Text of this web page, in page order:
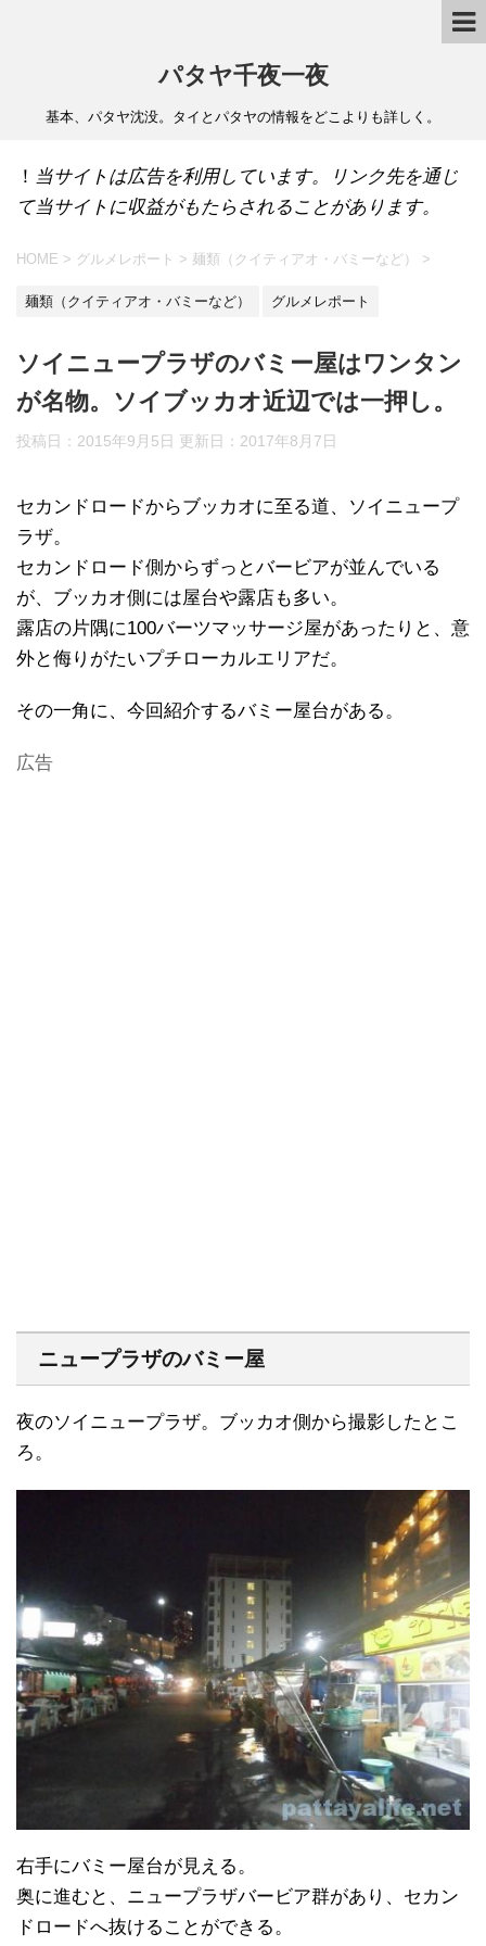
パタヤ千夜一夜
基本、パタヤ沈没。タイとパタヤの情報をどこよりも詳しく。
！ 当サイトは広告を利用しています。リンク先を通じ
て当サイトに収益がもたらされることがあります。
HOME > グルメレポート > 麺類（クイティアオ・バミーなど） >
麺類（クイティアオ・バミーなど） グルメレポート
ソイニュープラザのバミー屋はワンタン
が名物。ソイブッカオ近辺では一押し。
投稿日：2015年9月5日 更新日： 2017年8月7日
セカンドロードからブッカオに至る道、ソイニュープ
ラザ。
セカンドロード側からずっとバービアが並んでいる
が、ブッカオ側には屋台や露店も多い。
露店の片隅に100バーツマッサージ屋があったりと、意
外と侮りがたいプチローカルエリアだ。
その一角に、今回紹介するバミー屋台がある。
広告
ニュープラザのバミー屋
夜のソイニュープラザ。ブッカオ側から撮影したとこ
ろ。
右手にバミー屋台が見える。
奥に進むと、ニュープラザバービア群があり、セカン
ドロードへ抜けることができる。